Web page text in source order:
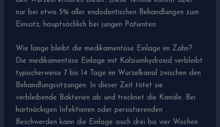
nur bei etwa 5% aller endodontischen Behandlungen zum
Einsatz, hauptsächlich bei jungen Patienten.
Wie lange bleibt die medikamentöse Einlage im Zahn?
Die medikamentöse Einlage mit Kalziumhydroxid verbleibt
typischerweise 7 bis 14 Tage im Wurzelkanal zwischen den
Behandlungssitzungen. In dieser Zeit tötet sie
verbleibende Bakterien ab und trocknet die Kanäle. Bei
hartnäckigen Infektionen oder persistierenden
Beschwerden kann die Einlage auch drei bis vier Wochen